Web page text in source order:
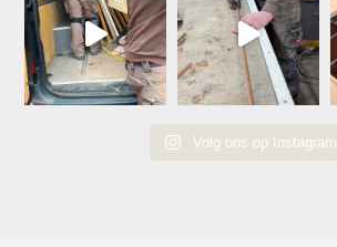
Volg ons op Instagram